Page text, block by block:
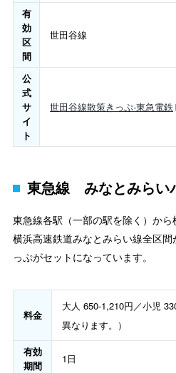
有
効
区
間
世田谷線
公
式
サ
イ
ト
世田谷線散策きっぷ‐東急電鉄
東急線 みなとみらい
東急線各駅（一部の駅を除く）から
横浜高速鉄道みなとみらい線全区
っぷがセットになっています。
料金
大人 650-1,210円／小児
異なります。）
有効
期間
1日